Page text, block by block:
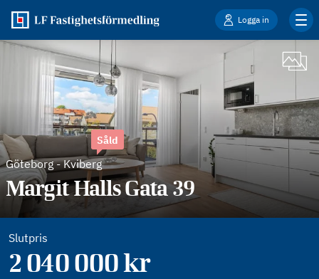
Logga in
Göteborg-Kviberg
Såld
Margit Halls Gata 39
Slutpris
2 040 000 kr